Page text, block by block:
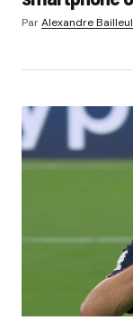
ParAlexandre Bailleul